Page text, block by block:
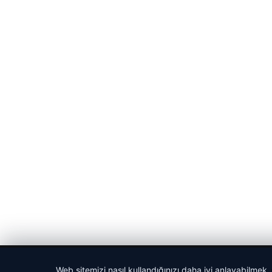
Web sitemizi nasıl kullandığınızı daha iyi